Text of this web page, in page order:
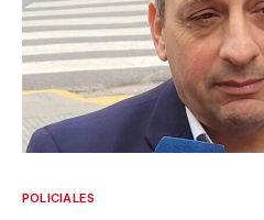
POLICIALES